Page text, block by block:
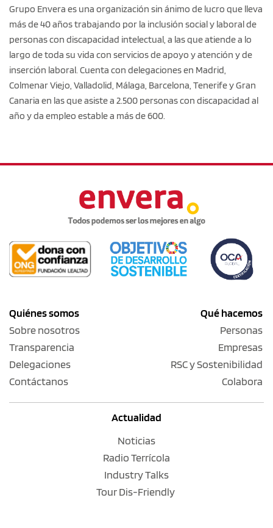
Grupo Envera es una organización sin ánimo de lucro que lleva
más de 40 años trabajando por la inclusión social y laboral de
personas con discapacidad intelectual, a las que atiende a lo
largo de toda su vida con servicios de apoyo y atención y de
inserción laboral. Cuenta con delegaciones en Madrid,
Colmenar Viejo, Valladolid, Málaga, Barcelona, Tenerife y Gran
Canaria en las que asiste a 2.500 personas con discapacidad al
año y da empleo estable a más de 600.
Quiénes somos
Sobre nosotros
Transparencia
Delegaciones
Contáctanos
Qué hacemos
Personas
Empresas
RSC y Sostenibilidad
Colabora
Actualidad
Noticias
Radio Terrícola
Industry Talks
Tour Dis-Friendly